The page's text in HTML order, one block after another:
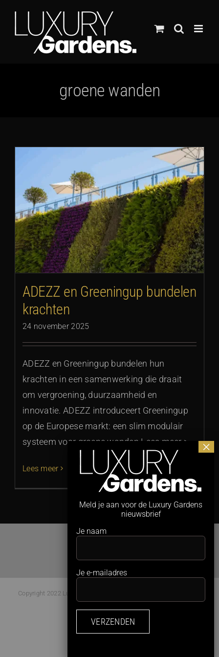
inhoud
groene wanden
ADEZZ en Greeningup bundelen
krachten
24 november 2025
ADEZZ en Greeningup bundelen hun
krachten in een samenwerking die draait
om vergroening, duurzaamheid en
innovatie. ADEZZ introduceert Greeningup
op de Europese markt: een slim modulair
systeem voor groene wanden Lees meer >
Lees meer
Copyright 2022 Luxury Gardens Magazine | All Rights Reserved |
Webdesign:Studio Kaboem!
Facebook
Instagram
Meld je aan voor de Luxury Gardens
nieuwsbrief
Je naam
Je e-mailadres